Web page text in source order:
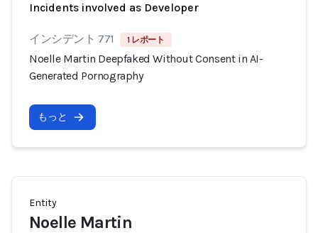
Incidents involved as Developer
インシデント 771 1 レポート
Noelle Martin Deepfaked Without Consent in AI-
Generated Pornography
もっと
Entity
Noelle Martin